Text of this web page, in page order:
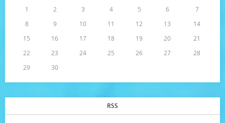
1
2 3 4 5 6
7
8
9 10 11 12 13
14
15
16 17 18 19 20
21
22
23 24 25 26 27
28
29
30
RSS